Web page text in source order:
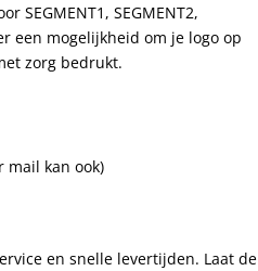
SEGMENT1, SEGMENT2,
een mogelijkheid om je logo op
zorg bedrukt.
mail kan ook)
en snelle levertijden. Laat de